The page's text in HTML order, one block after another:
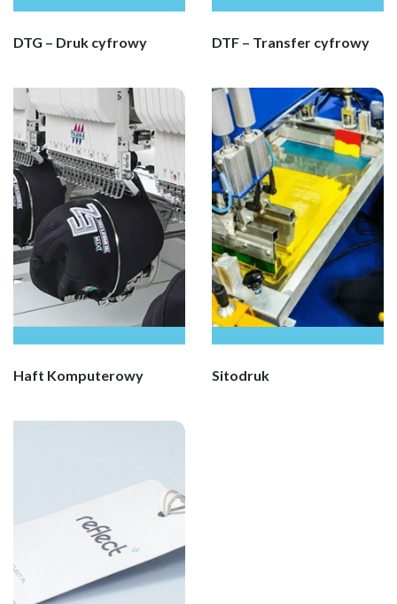
DTG – Druk cyfrowy DTF – Transfer cyfrowy
Haft Komputerowy Sitodruk